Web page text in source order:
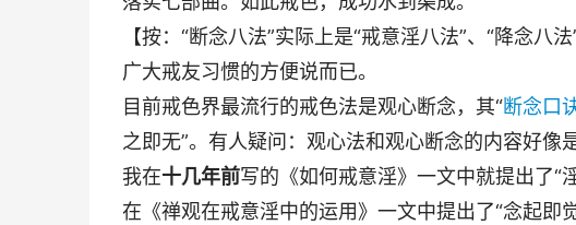
【按：“断念八法”实际上是“戒意淫八法”、“降念八
广大戒友习惯的方便说而已。
目前戒色界最流行的戒色法是观心断念，其“断念口
之即无”。有人疑问：观心法和观心断念的内容好像
我在十几年前写的《如何戒意淫》一文中就提出了“
在《禅观在戒意淫中的运用》一文中提出了“念起即